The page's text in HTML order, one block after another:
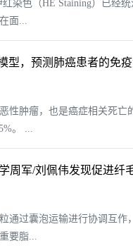
染色（HE Staining）已经
面...
型，预测肺癌患者的免
性肿瘤，也是癌症相关死
。 ...
周军/刘佩伟发现促进纤
通过囊泡运输进行协调互
要脂...